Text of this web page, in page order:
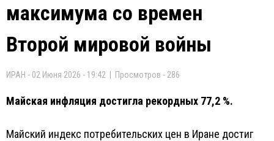
максимума со времен
Второй мировой войны
ИРАН - 02 Июня 2026 - 19:42 | Просмотров - 286
Майская инфляция достигла рекордных 77,2 %.
Майский индекс потребительских цен в Иране достиг